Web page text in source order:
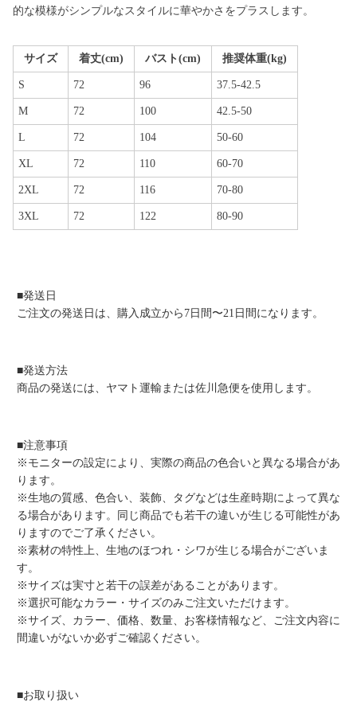
的な模様がシンプルなスタイルに華やかさをプラスします。
サイズ 着丈(cm) バスト(cm) 推奨体重(kg)
S 72 96 37.5-42.5
M 72 100 42.5-50
L 72 104 50-60
XL 72 110 60-70
2XL 72 116 70-80
3XL 72 122 80-90
■発送日
ご注文の発送日は、購入成立から7日間〜21日間になります。
■発送方法
商品の発送には、ヤマト運輸または佐川急便を使用します。
■注意事項
※モニターの設定により、実際の商品の色合いと異なる場合があ
ります。
※生地の質感、色合い、装飾、タグなどは生産時期によって異な
る場合があります。同じ商品でも若干の違いが生じる可能性があ
りますのでご了承ください。
※素材の特性上、生地のほつれ・シワが生じる場合がございま
す。
※サイズは実寸と若干の誤差があることがあります。
※選択可能なカラー・サイズのみご注文いただけます。
※サイズ、カラー、価格、数量、お客様情報など、ご注文内容に
間違いがないか必ずご確認ください。
■お取り扱い